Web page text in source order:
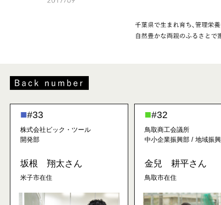
#33
株式会社ビック・ツール
開発部
坂根 翔太さん
米子市在住
#32
鳥取商工会議所
中小企業振興部 / 地域振
金兒 耕平さん
鳥取市在住